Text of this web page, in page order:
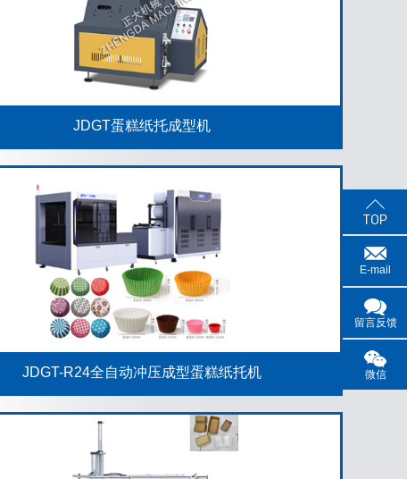
JDGT蛋糕纸托成型机
JDGT-R24全自动冲压成型蛋糕纸托机
E-mail
留言反馈
微信